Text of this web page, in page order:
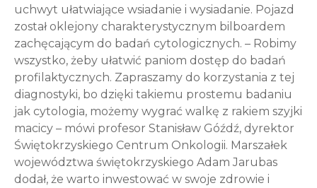
uchwyt ułatwiające wsiadanie i wysiadanie. Pojazd
został oklejony charakterystycznym bilboardem
zachęcającym do badań cytologicznych. – Robimy
wszystko, żeby ułatwić paniom dostęp do badań
profilaktycznych. Zapraszamy do korzystania z tej
diagnostyki, bo dzięki takiemu prostemu badaniu
jak cytologia, możemy wygrać walkę z rakiem szyjki
macicy – mówi profesor Stanisław Góźdź, dyrektor
Świętokrzyskiego Centrum Onkologii. Marszałek
województwa świętokrzyskiego Adam Jarubas
dodał, że warto inwestować w swoje zdrowie i